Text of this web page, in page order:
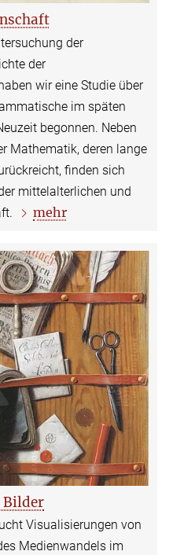
der
der
wir eine Studie über
im späten
begonnen. Neben
Mathematik, deren lange
finden sich
mittelalterlichen und
mehr
Bilder
Visualisierungen von
Medienwandels im